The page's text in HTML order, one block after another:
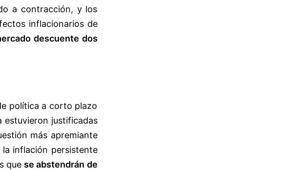
a contracción, y los
inflacionarios de
descuente dos
política a corto plazo
estuvieron justificadas
más apremiante
inflación persistente
que se abstendrán de